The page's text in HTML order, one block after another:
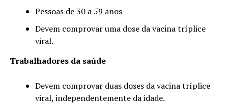
Pessoas de 30 a 59 anos
Devem comprovar uma dose da vacina tríplice
viral.
Trabalhadores da saúde
Devem comprovar duas doses da vacina tríplice
viral, independentemente da idade.